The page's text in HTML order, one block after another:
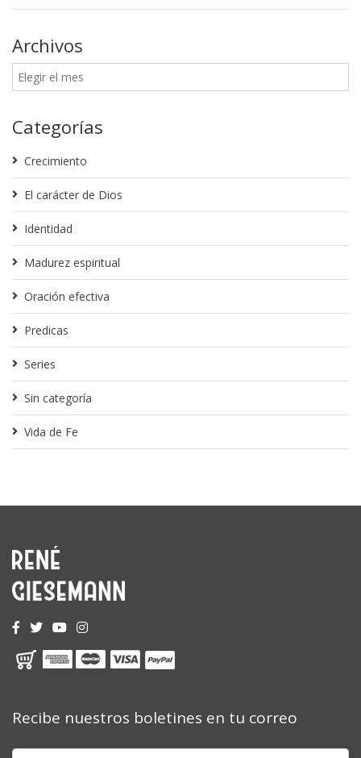
Archivos
Categorías
Crecimiento
El carácter de Dios
Identidad
Madurez espiritual
Oración efectiva
Predicas
Series
Sin categoría
Vida de Fe
Recibe nuestros boletines en tu correo